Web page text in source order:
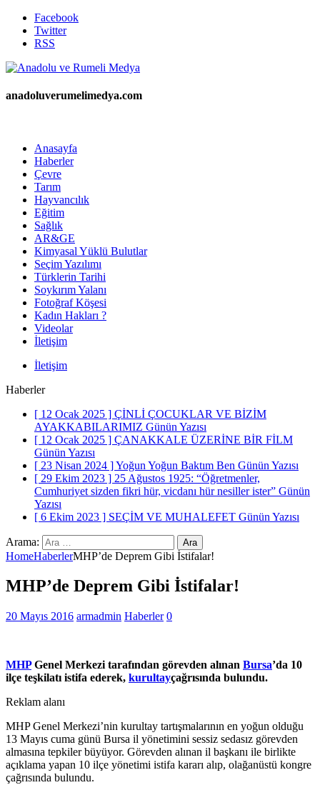
Facebook
Twitter
RSS
anadoluverumelimedya.com
Anasayfa
Haberler
Çevre
Tarım
Hayvancılık
Eğitim
Sağlık
AR&GE
Kimyasal Yüklü Bulutlar
Seçim Yazılımı
Türklerin Tarihi
Soykırım Yalanı
Fotoğraf Köşesi
Kadın Hakları ?
Videolar
İletişim
İletişim
Haberler
[ 12 Ocak 2025 ] ÇİNLİ ÇOCUKLAR VE BİZİM
AYAKKABILARIMIZ Günün Yazısı
[ 12 Ocak 2025 ] ÇANAKKALE ÜZERİNE BİR FİLM
Günün Yazısı
[ 23 Nisan 2024 ]Yoğun Yoğun Baktım Ben Günün Yazısı
[ 29 Ekim 2023 ] 25 Ağustos 1925: “Öğretmenler,
Cumhuriyet sizden fikri hür, vicdanı hür nesiller ister” Günün
Yazısı
[ 6 Ekim 2023 ] SEÇİM VE MUHALEFET Günün Yazısı
Arama:
HomeHaberlerMHP’de Deprem Gibi İstifalar!
MHP’de Deprem Gibi İstifalar!
20 Mayıs 2016 armadmin Haberler 0
MHPGenel Merkezi tarafından görevden alınan Bursa’da 10
ilçe teşkilatı istifa ederek, kurultayçağrısında bulundu.
Reklam alanı
MHP Genel Merkezi’nin kurultay tartışmalarının en yoğun olduğu
13 Mayıs cuma günü Bursa il yönetimini sessiz sedasız görevden
almasına tepkiler büyüyor. Görevden alınan il başkanı ile birlikte
açıklama yapan 10 ilçe yönetimi istifa kararı alıp, olağanüstü kongre
çağrısında bulundu.